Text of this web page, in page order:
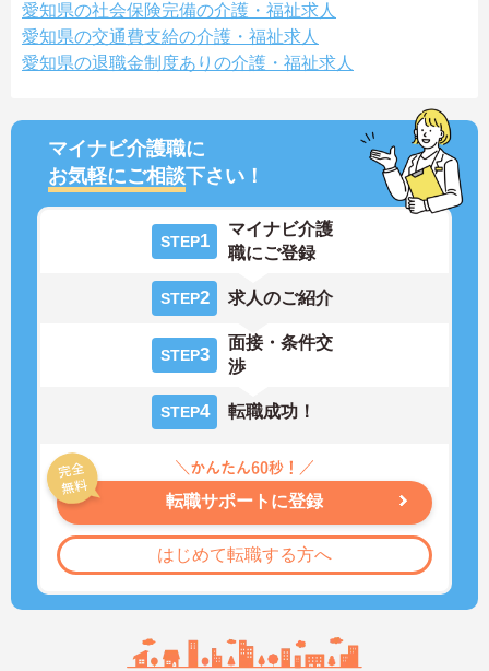
愛知県の社会保険完備の介護・福祉求人
愛知県の交通費支給の介護・福祉求人
愛知県の退職金制度ありの介護・福祉求人
マイナビ介護職に
お気軽にご相談下さい！
STEP1
マイナビ介護
職にご登録
STEP2 求人のご紹介
STEP3
面接・条件交
渉
STEP4 転職成功！
転職サポートに登録
はじめて転職する方へ